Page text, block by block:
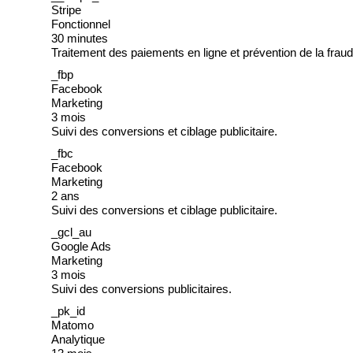
Stripe
Fonctionnel
30 minutes
Traitement des paiements en ligne et prévention de la
_fbp
Facebook
Marketing
3 mois
Suivi des conversions et ciblage publicitaire.
_fbc
Facebook
Marketing
2 ans
Suivi des conversions et ciblage publicitaire.
_gcl_au
Google Ads
Marketing
3 mois
Suivi des conversions publicitaires.
_pk_id
Matomo
Analytique